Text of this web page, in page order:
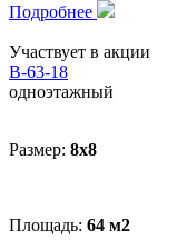
Подробнее
Участвует в акции
В-63-18
одноэтажный
Размер: 8x8
Площадь: 64 м2